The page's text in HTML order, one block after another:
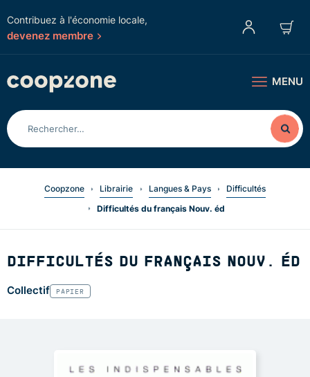
Contribuez à l'économie locale,
devenez membre
MENU
Coopzone Librairie Langues & Pays
Difficultés
Difficultés du français Nouv. éd
DIFFICULTÉS DU FRANÇAIS NOUV. ÉD
Collectif PAPIER